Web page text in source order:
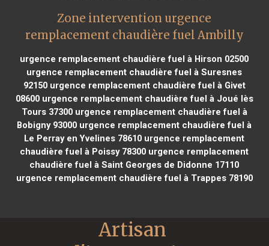
Zone intervention urgence
remplacement chaudière fuel Ambilly
urgence remplacement chaudière fuel à Hirson 02500
urgence remplacement chaudière fuel à Suresnes
92150urgence remplacement chaudière fuel à Givet
08600urgence remplacement chaudière fuel à Joué lès
Tours 37300urgence remplacement chaudière fuel à
Bobigny 93000 urgence remplacement chaudière fuel à
Le Perray en Yvelines 78610 urgence remplacement
chaudière fuel à Poissy 78300 urgence remplacement
chaudière fuel à Saint Georges de Didonne 17110
urgence remplacement chaudière fuel à Trappes 78190
Artisan